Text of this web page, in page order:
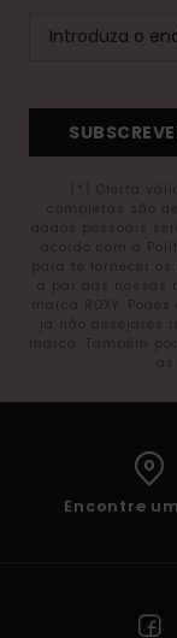
(*) Oferta
completas são
dados pessoais
acordo com a
para te fornecer
a par das nossas
marca ROXY.
já não desejares
marca. Também
as
Encontre